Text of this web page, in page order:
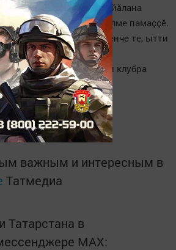
шучӗ чакни те çак йăлана
ӗçченӗсем ăна вилме памаççӗ.
тенӗ пек, Элшелӗнче те, ытти
выляма тухнă çынсем
Çӗнӗ Мертлӗри клубра
иртнӗ.
важным и интересным в
Татмедиа
Татарстана в
MАХ: